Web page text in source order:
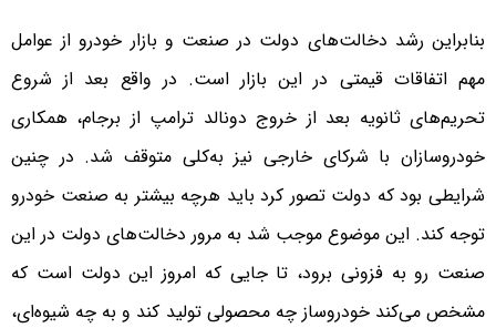
بنابراین رشد دخالت‌های دولت در صنعت و بازار خودرو از عوامل
مهم اتفاقات قیمتی در این بازار است. در واقع بعد از شروع
تحریم‌های ثانویه بعد از خروج دونالد ترامپ از برجام، همکاری
خودروسازان با شرکای خارجی نیز به‌کلی متوقف شد. در چنین
شرایطی بود که دولت تصور کرد باید هرچه بیشتر به صنعت خودرو
توجه کند. این موضوع موجب شد به مرور دخالت‌های دولت در این
صنعت رو به فزونی برود، تا جایی که امروز این دولت است که
مشخص می‌کند خودروساز چه محصولی تولید کند و به چه شیوه‌ای،